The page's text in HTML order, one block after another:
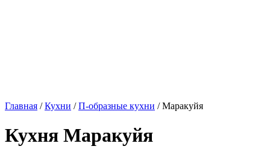
Главная /Кухни /П-образные кухни / Маракуйя
Кухня Маракуйя